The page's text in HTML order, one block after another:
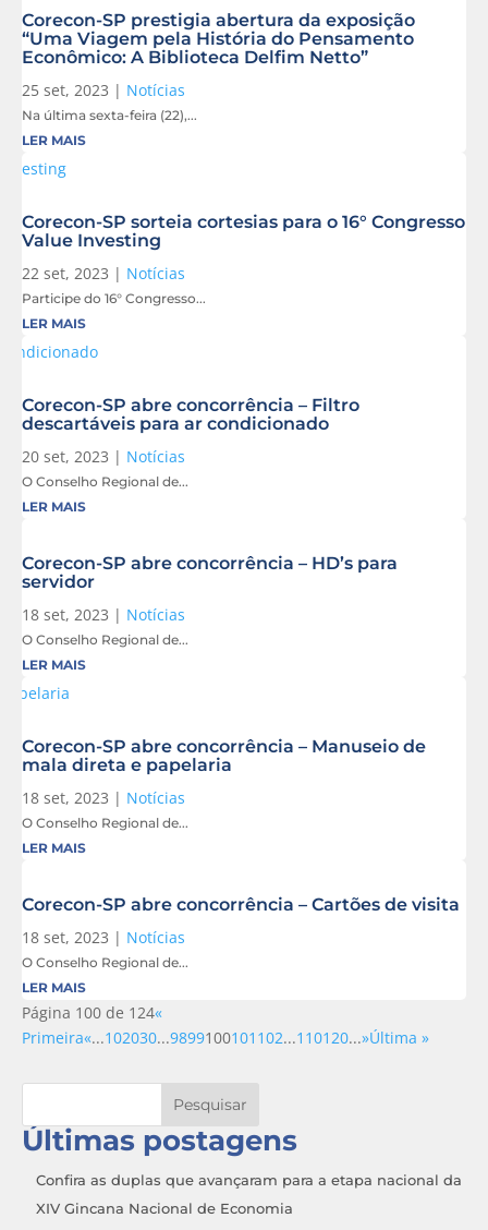
Corecon-SP prestigia abertura da exposição
“Uma Viagem pela História do Pensamento
Econômico: A Biblioteca Delfim Netto”
25 set, 2023 | Notícias
Na última sexta-feira (22),...
LER MAIS
Corecon-SP sorteia cortesias para o 16° Congresso
Value Investing
22 set, 2023 | Notícias
Participe do 16° Congresso...
LER MAIS
Corecon-SP abre concorrência – Filtro
descartáveis para ar condicionado
20 set, 2023 | Notícias
O Conselho Regional de...
LER MAIS
Corecon-SP abre concorrência – HD’s para
servidor
18 set, 2023 | Notícias
O Conselho Regional de...
LER MAIS
Corecon-SP abre concorrência – Manuseio de
mala direta e papelaria
18 set, 2023 | Notícias
O Conselho Regional de...
LER MAIS
Corecon-SP abre concorrência – Cartões de visita
18 set, 2023 | Notícias
O Conselho Regional de...
LER MAIS
Página 100 de 124«
Primeira«...102030...9899100101 102...110120...»Última »
Pesquisar
Últimas postagens
Confira as duplas que avançaram para a etapa nacional da
XIV Gincana Nacional de Economia